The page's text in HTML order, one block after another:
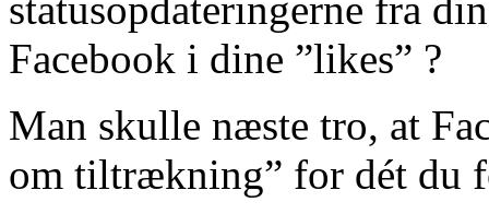
Facebook i dine ”likes” ?
Man skulle næste tro, at
om tiltrækning” for dét du